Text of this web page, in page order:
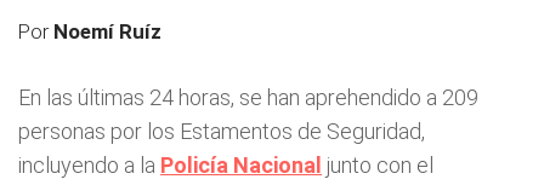
Por Noemí Ruíz
En las últimas 24 horas, se han aprehendido a 209
personas por los Estamentos de Seguridad,
incluyendo a la Policía Nacional junto con el